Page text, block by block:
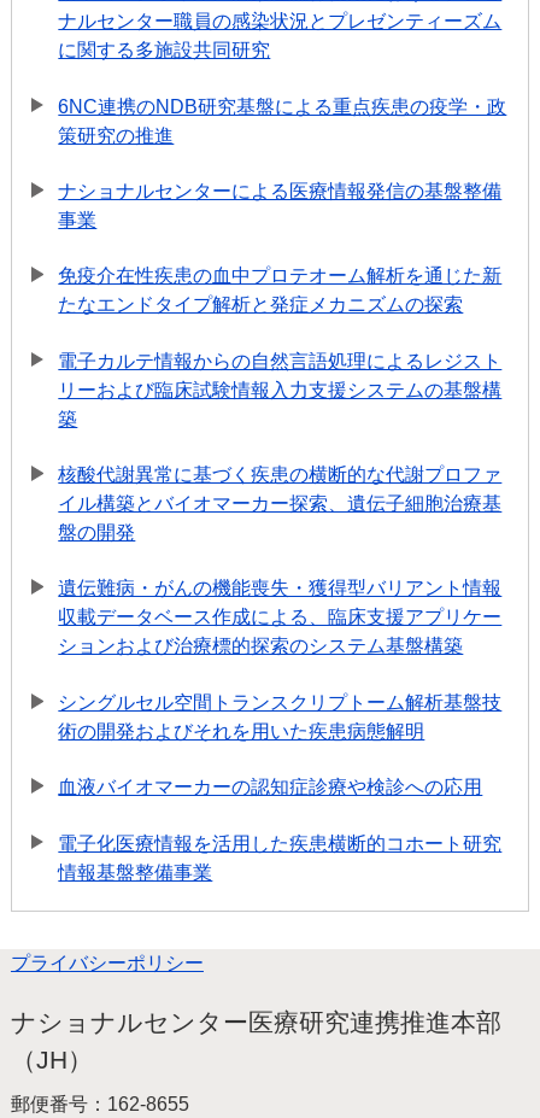
ナルセンター職員の感染状況とプレゼンティーズム
に関する多施設共同研究
6NC連携のNDB研究基盤による重点疾患の疫学・政
策研究の推進
ナショナルセンターによる医療情報発信の基盤整備
事業
免疫介在性疾患の血中プロテオーム解析を通じた新
たなエンドタイプ解析と発症メカニズムの探索
電子カルテ情報からの自然言語処理によるレジスト
リーおよび臨床試験情報入力支援システムの基盤構
築
核酸代謝異常に基づく疾患の横断的な代謝プロファ
イル構築とバイオマーカー探索、遺伝子細胞治療基
盤の開発
遺伝難病・がんの機能喪失・獲得型バリアント情報
収載データベース作成による、臨床支援アプリケー
ションおよび治療標的探索のシステム基盤構築
シングルセル空間トランスクリプトーム解析基盤技
術の開発およびそれを用いた疾患病態解明
血液バイオマーカーの認知症診療や検診への応用
電子化医療情報を活用した疾患横断的コホート研究
情報基盤整備事業
プライバシーポリシー
ナショナルセンター医療研究連携推進本部
（JH）
郵便番号：162-8655